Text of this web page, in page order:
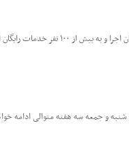
رایگان ارائه کرد.